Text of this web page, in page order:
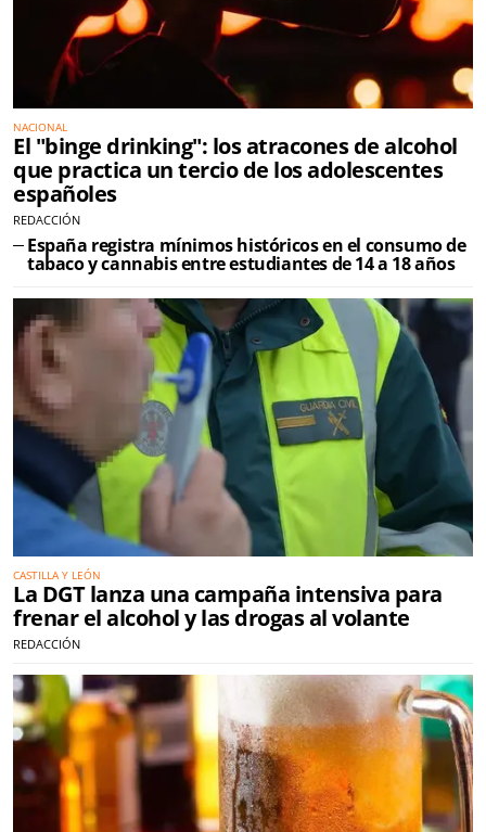
NACIONAL
El "binge drinking": los atracones de alcohol
que practica un tercio de los adolescentes
españoles
REDACCIÓN
España registra mínimos históricos en el consumo de
tabaco y cannabis entre estudiantes de 14 a 18 años
CASTILLA Y LEÓN
La DGT lanza una campaña intensiva para
frenar el alcohol y las drogas al volante
REDACCIÓN